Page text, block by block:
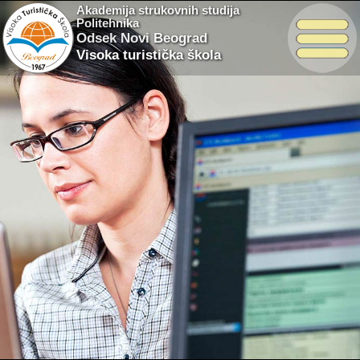
Akademija strukovnih studija
Politehnika
Odsek Novi Beograd
Visoka turistička škola